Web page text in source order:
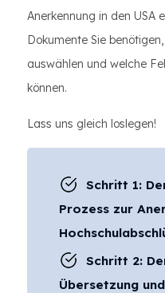
Anerkennung in den USA
Dokumente Sie
auswählen und welche
können.
Lass uns gleich loslegen!
Schritt 1:
Prozess zur
Schritt 2:
Übersetzung